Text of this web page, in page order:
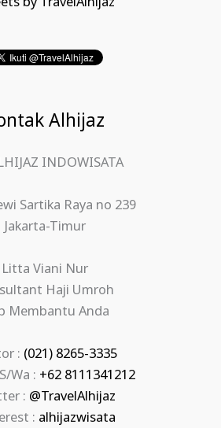
Alhijaz
INDOWISATA
Sartika Raya no 239
Jakarta-Timur
Litta Viani Nur
Haji Umroh
Membantu Anda
: (021) 8265-3335
Wa : +62 8111341212
: @TravelAlhijaz
: alhijazwisata